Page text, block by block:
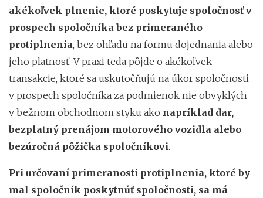
akékoľvek plnenie, ktoré poskytuje spoločnosť v
prospech spoločníka bez primeraného
protiplnenia, bez ohľadu na formu dojednania alebo
jeho platnosť. V praxi teda pôjde o akékoľvek
transakcie, ktoré sa uskutočňujú na úkor spoločnosti
v prospech spoločníka za podmienok nie obvyklých
v bežnom obchodnom styku ako napríklad dar,
bezplatný prenájom motorového vozidla alebo
bezúročná pôžička spoločníkovi.
Pri určovaní primeranosti protiplnenia, ktoré by
mal spoločník poskytnúť spoločnosti, sa má